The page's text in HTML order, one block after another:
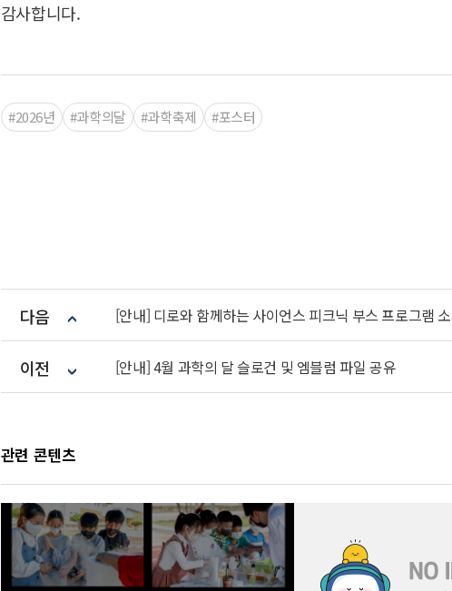
감사합니다.
#2026년 #과학의달 #과학축제 #포스터
다음 [안내] 디로와 함께하는 사이언스 피크닉 부스 프로그램
이전 [안내] 4월 과학의 달 슬로건 및 엠블럼 파일 공유
관련 콘텐츠